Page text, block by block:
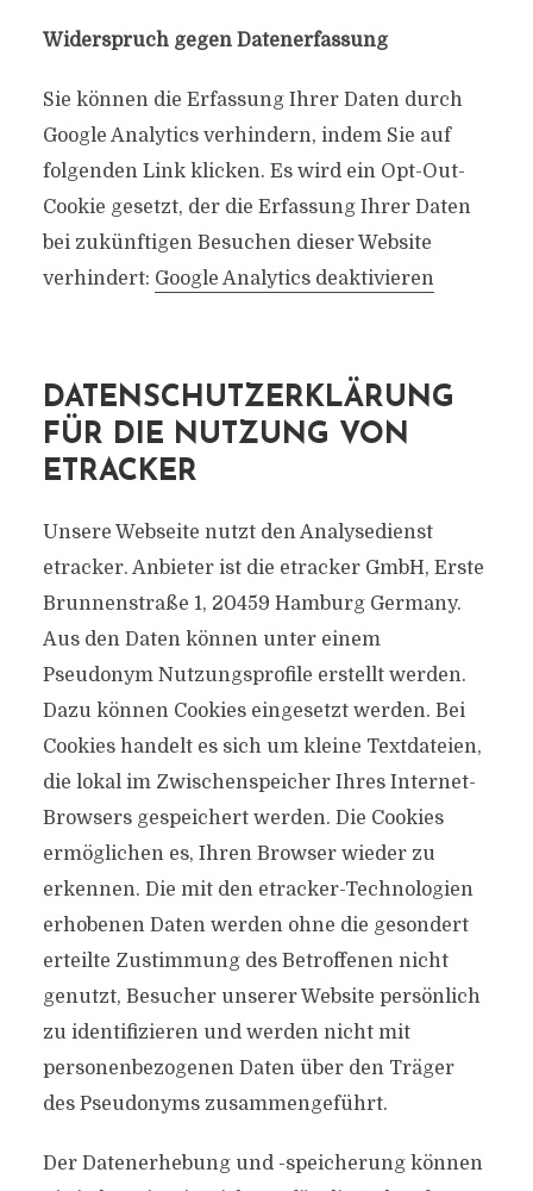
Widerspruch gegen Datenerfassung
Sie können die Erfassung Ihrer Daten durch
Google Analytics verhindern, indem Sie auf
folgenden Link klicken. Es wird ein Opt-Out-
Cookie gesetzt, der die Erfassung Ihrer Daten
bei zukünftigen Besuchen dieser Website
verhindert: Google Analytics deaktivieren
DATENSCHUTZERKLÄRUNG
FÜR DIE NUTZUNG VON
ETRACKER
Unsere Webseite nutzt den Analysedienst
etracker. Anbieter ist die etracker GmbH, Erste
Brunnenstraße 1, 20459 Hamburg Germany.
Aus den Daten können unter einem
Pseudonym Nutzungsprofile erstellt werden.
Dazu können Cookies eingesetzt werden. Bei
Cookies handelt es sich um kleine Textdateien,
die lokal im Zwischenspeicher Ihres Internet-
Browsers gespeichert werden. Die Cookies
ermöglichen es, Ihren Browser wieder zu
erkennen. Die mit den etracker-Technologien
erhobenen Daten werden ohne die gesondert
erteilte Zustimmung des Betroffenen nicht
genutzt, Besucher unserer Website persönlich
zu identifizieren und werden nicht mit
personenbezogenen Daten über den Träger
des Pseudonyms zusammengeführt.
Der Datenerhebung und -speicherung können